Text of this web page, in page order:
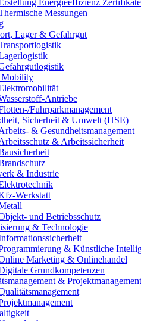
Messungen
Lager & Gefahrgut
Mobility
Antriebe
Fuhrparkmanagement
Sicherheit & Umwelt (HSE)
& Gesundheitsmanagement
& Arbeitssicherheit
& Industrie
Werkstatt
und Betriebsschutz
& Technologie
& Künstliche
Marketing & Onlinehandel
Grundkompetenzen
& Projektmanagement